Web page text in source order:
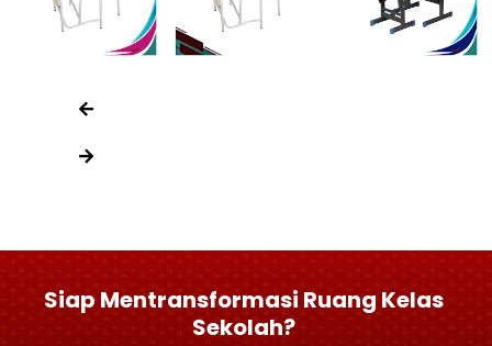
Siap Mentransformasi Ruang Kelas
Sekolah?